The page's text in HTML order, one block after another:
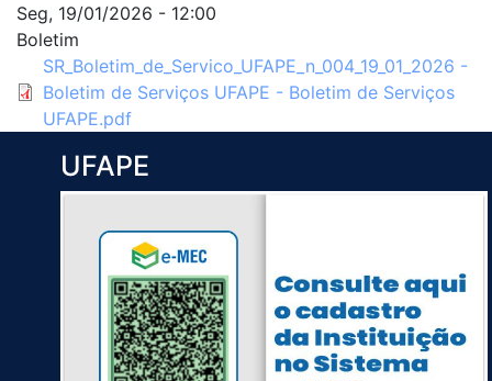
Seg, 19/01/2026 - 12:00
Boletim
SR_Boletim_de_Servico_UFAPE_n_004_19_01_2026 -
Boletim de Serviços UFAPE - Boletim de Serviços
UFAPE.pdf
UFAPE